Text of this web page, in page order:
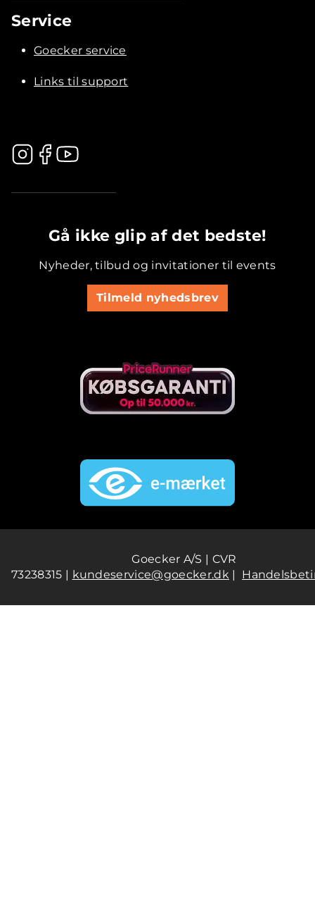
Service
Goecker service
Links til support
Gå ikke glip af det bedste!
Nyheder, tilbud og invitationer til events
Tilmeld nyhedsbrev
Goecker A/S | CVR
73238315 | kundeservice@goecker.dk |